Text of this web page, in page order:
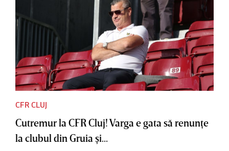
CFR CLUJ
Cutremur la CFR Cluj! Varga e gata să renunţe
la clubul din Gruia şi...